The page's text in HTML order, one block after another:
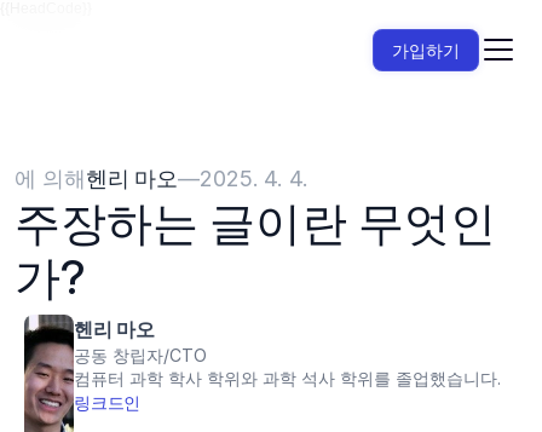
가입하기
에 의해헨리 마오—2025. 4. 4.
주장하는 글이란 무엇인
가?
헨리 마오
공동 창립자/CTO
컴퓨터 과학 학사 학위와 과학 석사 학위를 졸업했습니다.
링크드인